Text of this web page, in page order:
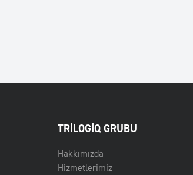
TRILOGIQ GRUBU
Hakkımızda
Hizmetlerimiz